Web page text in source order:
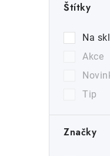
p
Štítky
Na
Akce
Tip
Značky